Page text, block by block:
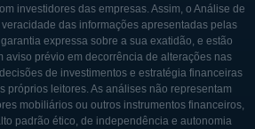
investidores das empresas. Assim, o Análise de
das informações apresentadas pelas
expressa sobre a sua exatidão, e estão
aviso prévio em decorrência de alterações nas
de investimentos e estratégia financeiras
próprios leitores. As análises não representam
mobiliários ou outros instrumentos financeiros,
padrão ético, de independência e autonomia